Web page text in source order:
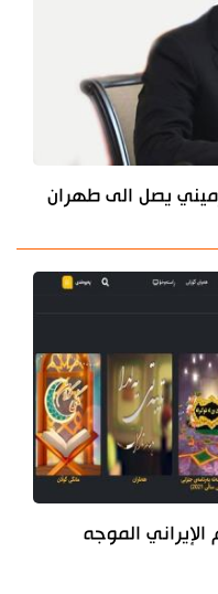
يصل الى طهران
الموجه